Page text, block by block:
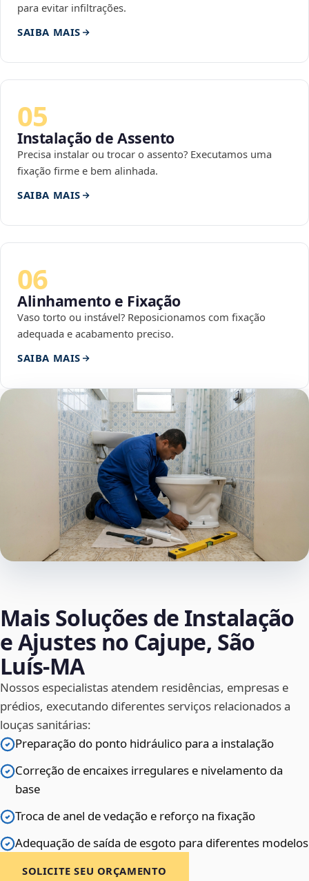
para evitar infiltrações.
SAIBA MAIS
05
Instalação de Assento
Precisa instalar ou trocar o assento? Executamos uma
fixação firme e bem alinhada.
SAIBA MAIS
06
Alinhamento e Fixação
Vaso torto ou instável? Reposicionamos com fixação
adequada e acabamento preciso.
SAIBA MAIS
Mais Soluções de Instalação
e Ajustes no Cajupe, São
Luís‑MA
Nossos especialistas atendem residências, empresas e
prédios, executando diferentes serviços relacionados a
louças sanitárias:
Preparação do ponto hidráulico para a instalação
Correção de encaixes irregulares e nivelamento da
base
Troca de anel de vedação e reforço na fixação
Adequação de saída de esgoto para diferentes modelos
SOLICITE SEU ORÇAMENTO